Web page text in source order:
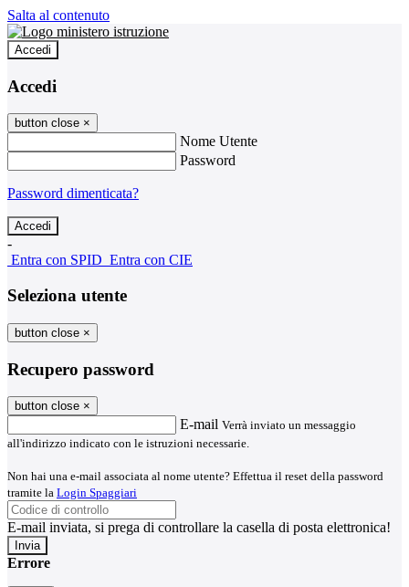
Salta al contenuto
Accedi
Accedi
button close ×
Nome Utente
Password
Password dimenticata?
-
Entra con SPID Entra con CIE
Seleziona utente
button close ×
Recupero password
button close ×
E-mail Verrà inviato un messaggio
all'indirizzo indicato con le istruzioni necessarie.
Non hai una e-mail associata al nome utente? Effettua il reset della password
tramite la Login Spaggiari
E-mail inviata, si prega di controllare la casella di posta elettronica!
Errore